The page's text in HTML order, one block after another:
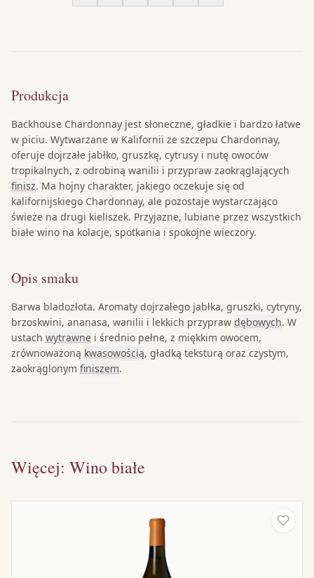
Produkcja
Backhouse Chardonnay jest słoneczne, gładkie i bardzo łatwe
w piciu. Wytwarzane w Kalifornii ze szczepu Chardonnay,
oferuje dojrzałe jabłko, gruszkę, cytrusy i nutę owoców
tropikalnych, z odrobiną wanilii i przypraw zaokrąglających
finisz. Ma hojny charakter, jakiego oczekuje się od
kalifornijskiego Chardonnay, ale pozostaje wystarczająco
świeże na drugi kieliszek. Przyjazne, lubiane przez wszystkich
białe wino na kolacje, spotkania i spokojne wieczory.
Opis smaku
Barwa bladozłota. Aromaty dojrzałego jabłka, gruszki, cytryny,
brzoskwini, ananasa, wanilii i lekkich przypraw dębowych. W
ustach wytrawne i średnio pełne, z miękkim owocem,
zrównoważoną kwasowością, gładką teksturą oraz czystym,
zaokrąglonym finiszem.
Więcej: Wino białe